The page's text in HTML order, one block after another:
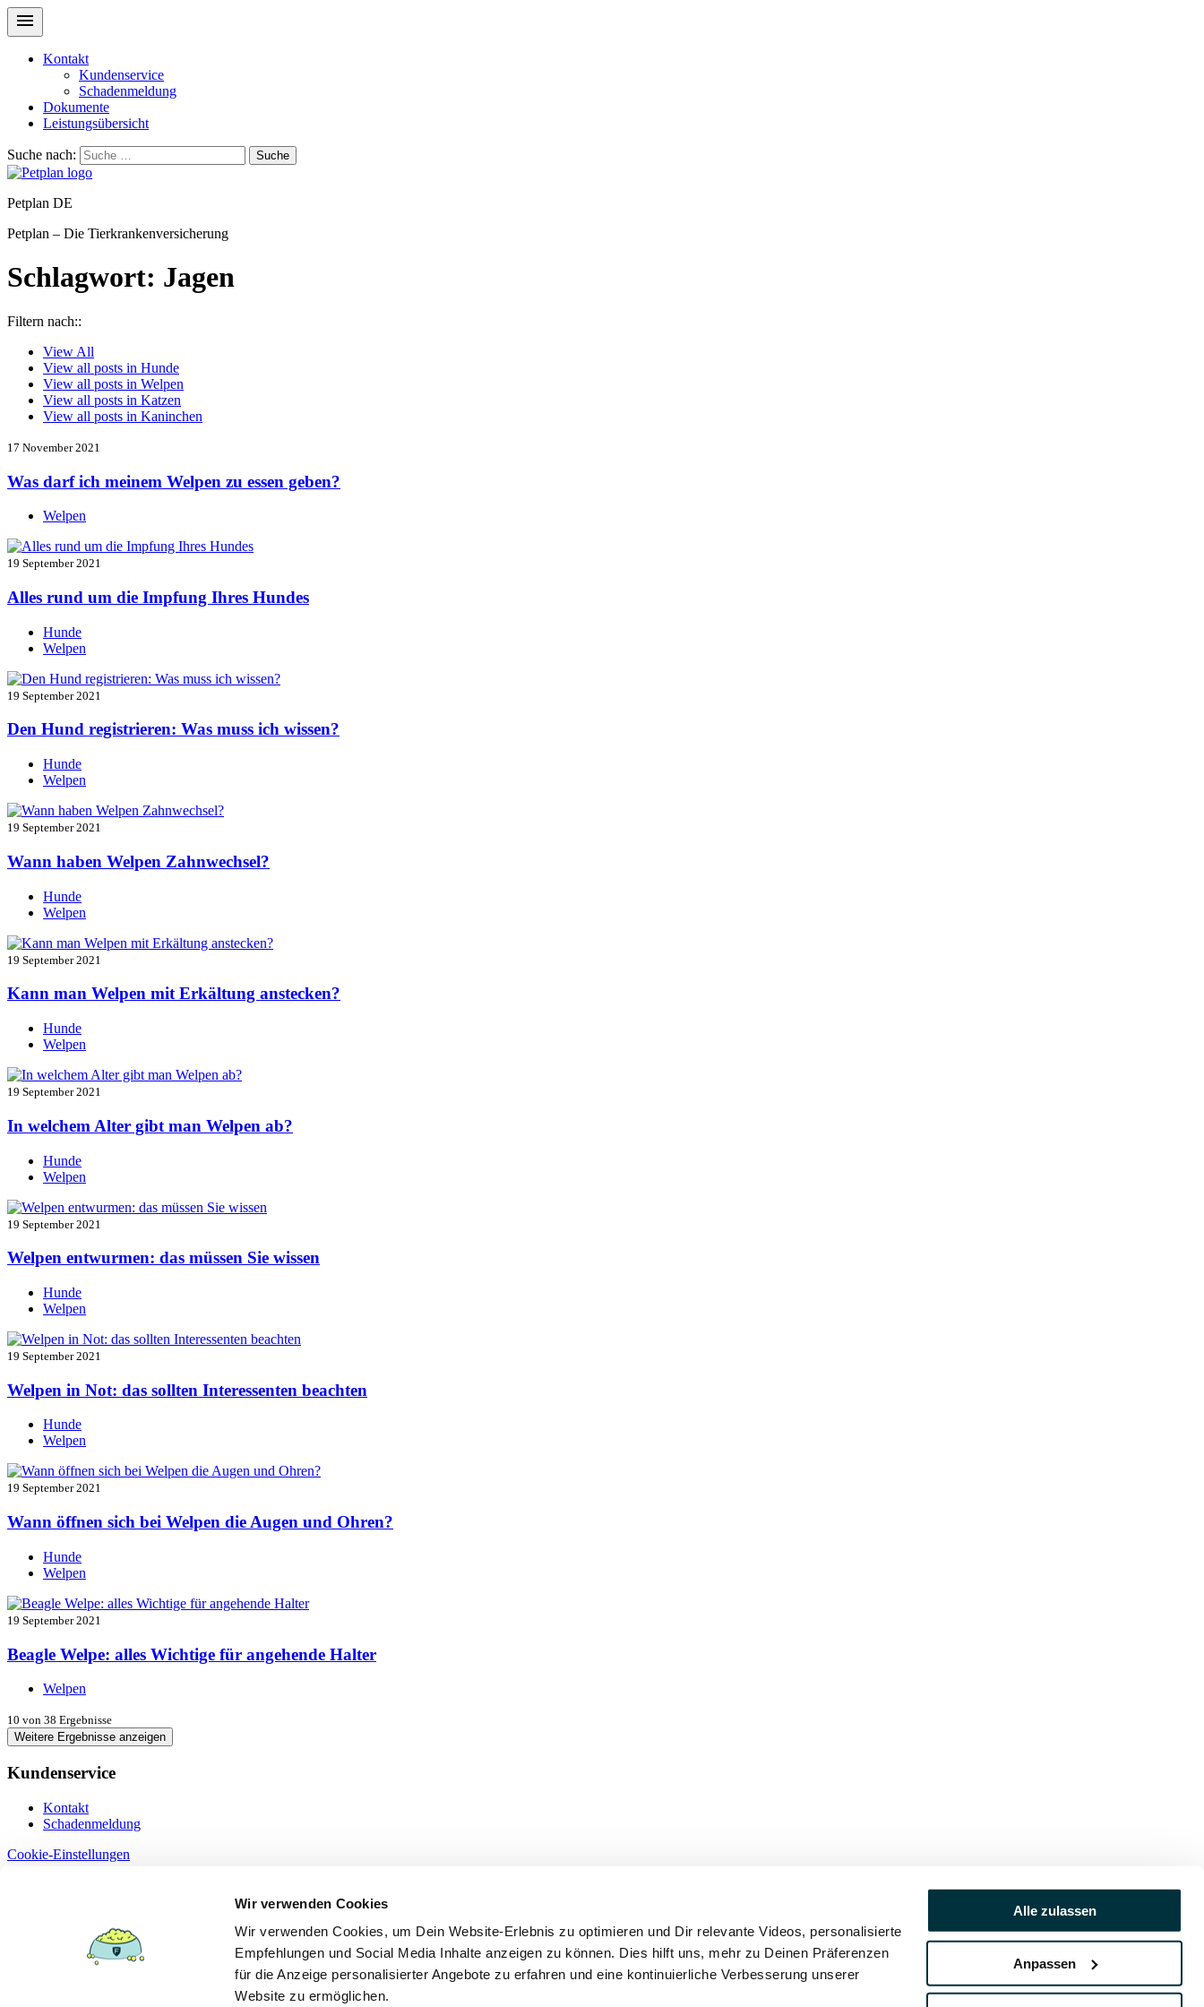
Wir verwenden Cookies
Wir verwenden Cookies, um Dein Website-Erlebnis zu optimieren und Dir relevante Videos, personalisierte
Empfehlungen und Social Media Inhalte anzeigen zu können. Dies hilft uns, mehr zu Deinen Präferenzen
für die Anzeige personalisierter Angebote zu erfahren und eine kontinuierliche Verbesserung unserer
Website zu ermöglichen.
Alle zulassen
Anpassen
Kontakt
Kundenservice
Schadenmeldung
Dokumente
Leistungsübersicht
Suche nach: Suche
Petplan DE
Petplan – Die Tierkrankenversicherung
Schlagwort: Jagen
Filtern nach::
View All
View all posts in Hunde
View all posts in Welpen
View all posts in Katzen
View all posts in Kaninchen
17 November 2021
Was darf ich meinem Welpen zu essen geben?
Welpen
19 September 2021
Alles rund um die Impfung Ihres Hundes
Hunde
Welpen
19 September 2021
Den Hund registrieren: Was muss ich wissen?
Hunde
Welpen
19 September 2021
Wann haben Welpen Zahnwechsel?
Hunde
Welpen
19 September 2021
Kann man Welpen mit Erkältung anstecken?
Hunde
Welpen
19 September 2021
In welchem Alter gibt man Welpen ab?
Hunde
Welpen
19 September 2021
Welpen entwurmen: das müssen Sie wissen
Hunde
Welpen
19 September 2021
Welpen in Not: das sollten Interessenten beachten
Hunde
Welpen
19 September 2021
Wann öffnen sich bei Welpen die Augen und Ohren?
Hunde
Welpen
19 September 2021
Beagle Welpe: alles Wichtige für angehende Halter
Welpen
10 von 38 Ergebnisse
Weitere Ergebnisse anzeigen
Kundenservice
Kontakt
Schadenmeldung
Cookie-Einstellungen
Datenschutz
Erstinformation §15